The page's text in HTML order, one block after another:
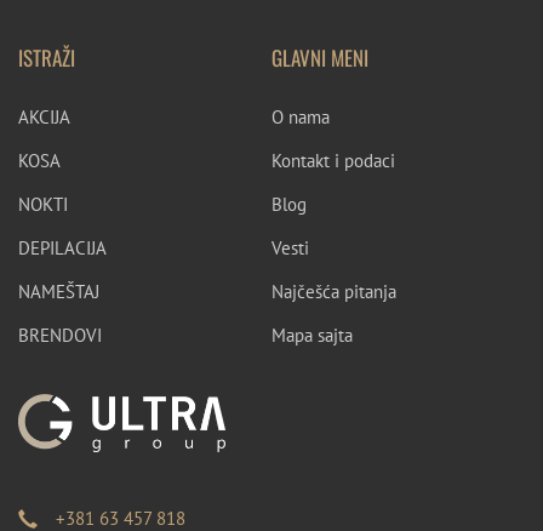
ISTRAŽI
AKCIJA
KOSA
NOKTI
DEPILACIJA
NAMEŠTAJ
BRENDOVI
GLAVNI MENI
O nama
Kontakt i podaci
Blog
Vesti
Najčešća pitanja
Mapa sajta
+381 63 457 818